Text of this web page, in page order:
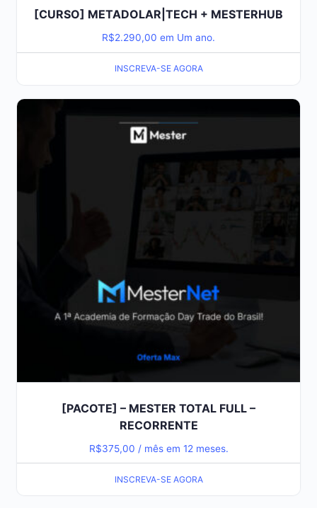
[CURSO] METADOLAR|TECH + MESTERHUB
R$2.290,00 em Um ano.
INSCREVA-SE AGORA
[PACOTE] – MESTER TOTAL FULL –
RECORRENTE
R$375,00 / mês em 12 meses.
INSCREVA-SE AGORA